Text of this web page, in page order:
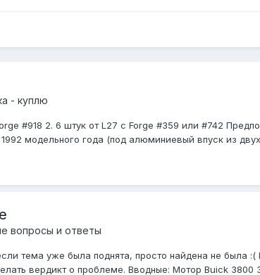
- куплю
#918 2. 6 штук от L27 с Forge #359 или #742
модельного года (под алюминиевый впуск из
вопросы и ответы
тема уже была поднята, просто найдена не
вердикт о проблеме. Вводные: Мотор Buick 3800